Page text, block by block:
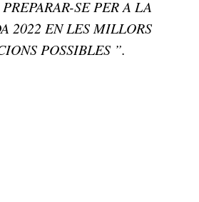
SE PER A LA
2022 EN LES MILLORS
POSSIBLES ”.